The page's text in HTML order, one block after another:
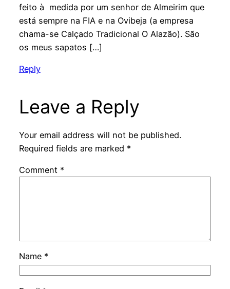
feito à medida por um senhor de Almeirim que
está sempre na FIA e na Ovibeja (a empresa
chama-se Calçado Tradicional O Alazão). São
os meus sapatos […]
Reply
Leave a Reply
Your email address will not be published.
Required fields are marked *
Comment *
Name *